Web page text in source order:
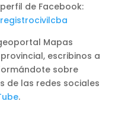
de Facebook:
Mapas
escribinos a
sobre
de las redes sociales
.